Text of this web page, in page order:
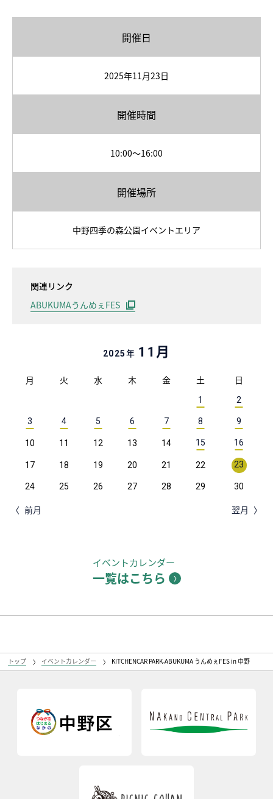
開催日
2025年11月23日
開催時間
10:00～16:00
開催場所
中野四季の森公園イベントエリア
関連リンク
ABUKUMAうんめぇFES
2025年 11 月
月 火 水 木 金 土 日
1 2
3 4 5 6 7 8 9
10 11 12 13 14 15 16
17 18 19 20 21 22 23
24 25 26 27 28 29 30
前月 翌月
イベントカレンダー
一覧はこちら
トップ イベントカレンダー KITCHENCAR PARK-ABUKUMA うんめぇFES in 中野